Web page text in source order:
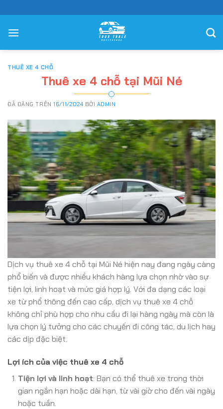
đến
nội
THUÊ XE 4 CHỖ
Thuê xe 4 chỗ tại Mũi Né
ĐÃ ĐĂNG TRÊN16/11/2024 BỞI ADMIN
Dịch vụ thuê xe 4 chỗ tại Mũi Né hiện nay đang ngày càng
phổ biến và được nhiều khách hàng lựa chọn nhờ vào sự
tiện lợi, linh hoạt và mức giá hợp lý. Với đa dạng các loại
xe từ phổ thông đến cao cấp, dịch vụ thuê xe 4 chỗ
không chỉ phù hợp cho nhu cầu đi lại hàng ngày mà còn là
lựa chọn lý tưởng cho các chuyến đi công tác, du lịch hay
các dịp đặc biệt.
Lợi ích của việc thuê xe 4 chỗ
Tiện lợi và linh hoạt: Bạn có thể thuê xe trong thời
gian ngắn hạn hoặc dài hạn, từ vài giờ cho đến vài ngày
hoặc tuần.